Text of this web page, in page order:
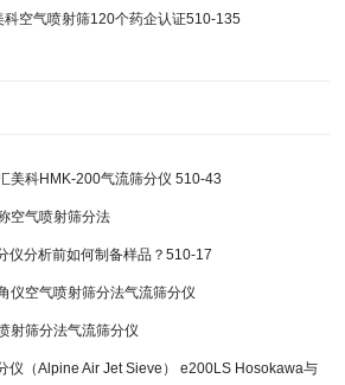
科空气喷射筛120个药企认证510-135
美科HMK-200气流筛分仪 510-43
空气喷射筛分法
仪分析前如何制备样品？510-17
仪空气喷射筛分法气流筛分仪
射筛分法气流筛分仪
仪（Alpine Air Jet Sieve） e200LS Hosokawa与